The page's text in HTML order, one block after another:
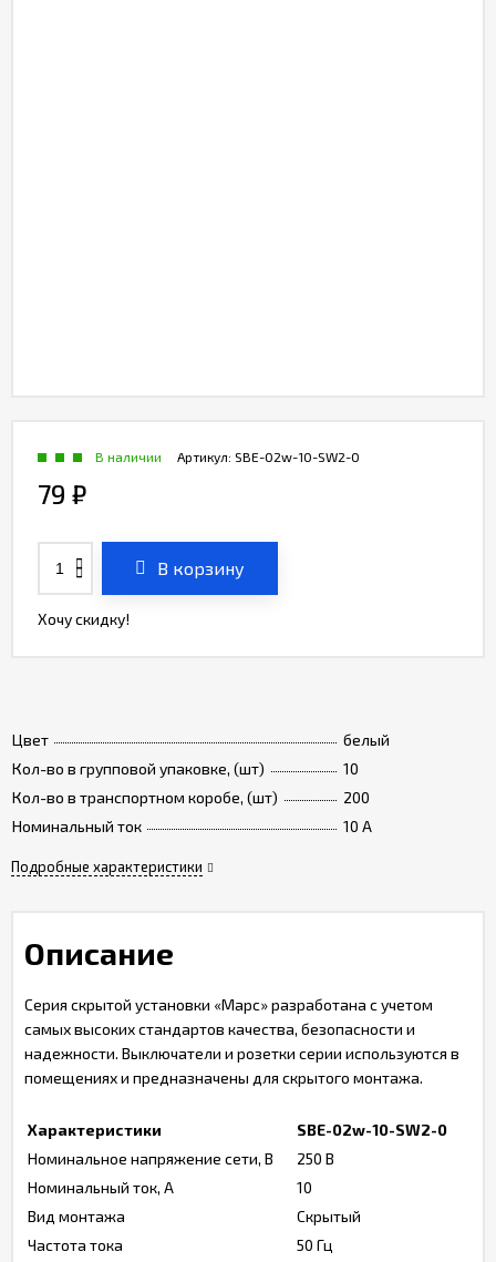
Цвет
белый
Кол-во в групповой упаковке, (шт)
10
Кол-во в транспортном коробе, (шт)
200
Номинальный ток
10 A
Подробные характеристики
Артикул: SBE-02w-10-SW2-0
В наличии
79 ₽
В корзину
Хочу скидку!
Описание
Серия скрытой установки «Марс» разработана с учетом
самых высоких стандартов качества, безопасности и
надежности. Выключатели и розетки серии используются в
помещениях и предназначены для скрытого монтажа.
Характеристики
SBE-02w-10-SW2-0
Номинальное напряжение сети, В
250 В
Номинальный ток, А
10
Вид монтажа
Скрытый
Частота тока
50 Гц